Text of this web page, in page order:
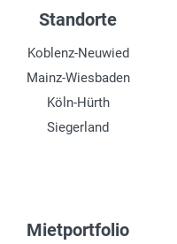
Standorte
Koblenz-Neuwied
Mainz-Wiesbaden
Köln-Hürth
Siegerland
Mietportfolio